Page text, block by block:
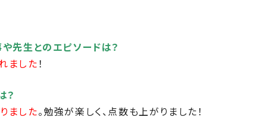
や先生とのエピソードは？
ました！
？
ました。勉強が楽しく、点数も上がりました！